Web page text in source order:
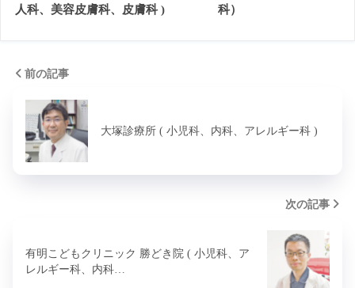
人科、美容皮膚科、皮膚科 )
科）
前の記事
大塚診療所 ( 小児科、内科、アレルギー科 )
次の記事
有明こどもクリニック 勝どき院 ( 小児科、ア
レルギー科、内科…